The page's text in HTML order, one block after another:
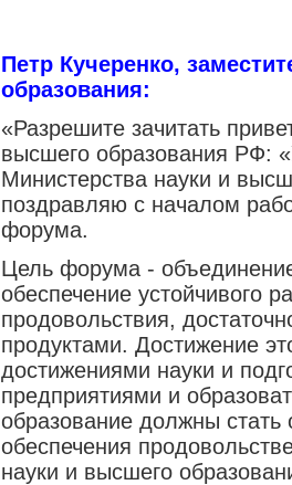
Петр Кучеренко,
образования:
«Разрешите зачитать
высшего образования РФ:
Министерства науки и
поздравляю с началом
форума.
Цель форума -
обеспечение устойчивого
продовольствия,
продуктами. Достижение
достижениями науки и
предприятиями и
образование должны
обеспечения
науки и высшего